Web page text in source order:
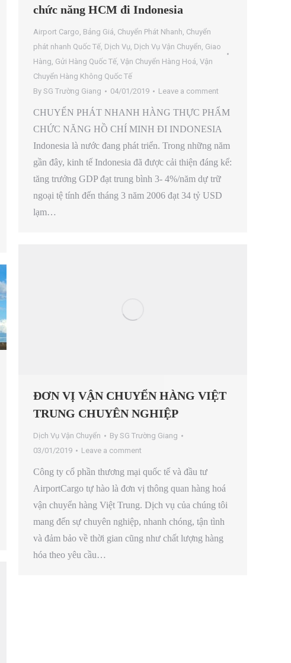
chức năng HCM đi Indonesia
Airport Cargo, Bảng Giá, Chuyển Phát Nhanh, Chuyển
phát nhanh Quốc Tế, Dịch Vụ, Dịch Vụ Vận Chuyển, Giao
Hàng, Gửi Hàng Quốc Tế, Vận Chuyển Hàng Hoá, Vận
Chuyển Hàng Không Quốc Tế
By SG Trường Giang 04/01/2019 Leave a comment
CHUYỂN PHÁT NHANH HÀNG THỰC PHẨM
CHỨC NĂNG HỒ CHÍ MINH ĐI INDONESIA
Indonesia là nước đang phát triển. Trong những năm
gần đây, kinh tế Indonesia đã được cải thiện đáng kể:
tăng trưởng GDP đạt trung bình 3- 4%/năm dự trữ
ngoại tệ tính đến tháng 3 năm 2006 đạt 34 tỷ USD
lạm…
ĐƠN VỊ VẬN CHUYỂN HÀNG VIỆT
TRUNG CHUYÊN NGHIỆP
Dịch Vụ Vận Chuyển By SG Trường Giang
03/01/2019
Leave a comment
Công ty cổ phần thương mại quốc tế và đầu tư
AirportCargo tự hào là đơn vị thông quan hàng hoá
vận chuyển hàng Việt Trung. Dịch vụ của chúng tôi
mang đến sự chuyên nghiệp, nhanh chóng, tận tình
và đảm bảo về thời gian cũng như chất lượng hàng
hóa theo yêu cầu…